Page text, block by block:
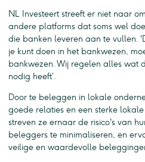
NL Investeert streeft er niet naar
andere platforms dat soms wel
die banken leveren aan te vullen.
je kunt doen in het bankwezen,
bankwezen. Wij regelen alles wat
nodig heeft’.
Door te beleggen in lokale
goede relaties en een sterke
streven ze ernaar de risico's van
beleggers te minimaliseren, en
veilige en waardevolle